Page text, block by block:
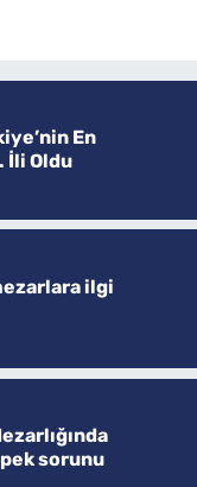
En
İli Oldu
ilgi
sorunu